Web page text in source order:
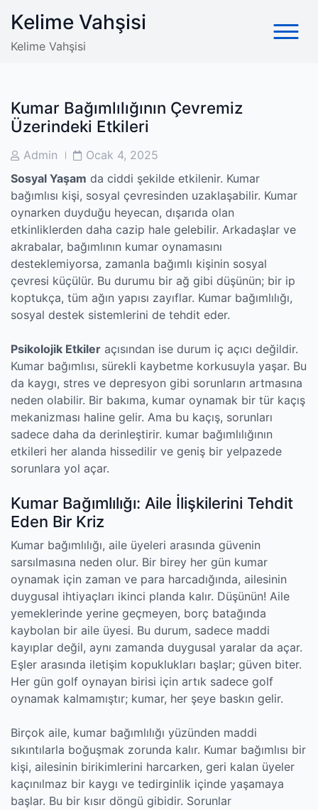
content
Kelime Vahşisi
Kelime Vahşisi
Kumar Bağımlılığının Çevremiz
Üzerindeki Etkileri
PostAdmin
PostOcak 4, 2025
Sosyal Yaşam da ciddi şekilde etkilenir. Kumar
bağımlısı kişi, sosyal çevresinden uzaklaşabilir. Kumar
oynarken duyduğu heyecan, dışarıda olan
etkinliklerden daha cazip hale gelebilir. Arkadaşlar ve
akrabalar, bağımlının kumar oynamasını
desteklemiyorsa, zamanla bağımlı kişinin sosyal
çevresi küçülür. Bu durumu bir ağ gibi düşünün; bir ip
koptukça, tüm ağın yapısı zayıflar. Kumar bağımlılığı,
sosyal destek sistemlerini de tehdit eder.
Psikolojik Etkiler açısından ise durum iç açıcı değildir.
Kumar bağımlısı, sürekli kaybetme korkusuyla yaşar. Bu
da kaygı, stres ve depresyon gibi sorunların artmasına
neden olabilir. Bir bakıma, kumar oynamak bir tür kaçış
mekanizması haline gelir. Ama bu kaçış, sorunları
sadece daha da derinleştirir. kumar bağımlılığının
etkileri her alanda hissedilir ve geniş bir yelpazede
sorunlara yol açar.
Kumar Bağımlılığı: Aile İlişkilerini Tehdit
Eden Bir Kriz
Kumar bağımlılığı, aile üyeleri arasında güvenin
sarsılmasına neden olur. Bir birey her gün kumar
oynamak için zaman ve para harcadığında, ailesinin
duygusal ihtiyaçları ikinci planda kalır. Düşünün! Aile
yemeklerinde yerine geçmeyen, borç batağında
kaybolan bir aile üyesi. Bu durum, sadece maddi
kayıplar değil, aynı zamanda duygusal yaralar da açar.
Eşler arasında iletişim kopuklukları başlar; güven biter.
Her gün golf oynayan birisi için artık sadece golf
oynamak kalmamıştır; kumar, her şeye baskın gelir.
Birçok aile, kumar bağımlılığı yüzünden maddi
sıkıntılarla boğuşmak zorunda kalır. Kumar bağımlısı bir
kişi, ailesinin birikimlerini harcarken, geri kalan üyeler
kaçınılmaz bir kaygı ve tedirginlik içinde yaşamaya
başlar. Bu bir kısır döngü gibidir. Sorunlar